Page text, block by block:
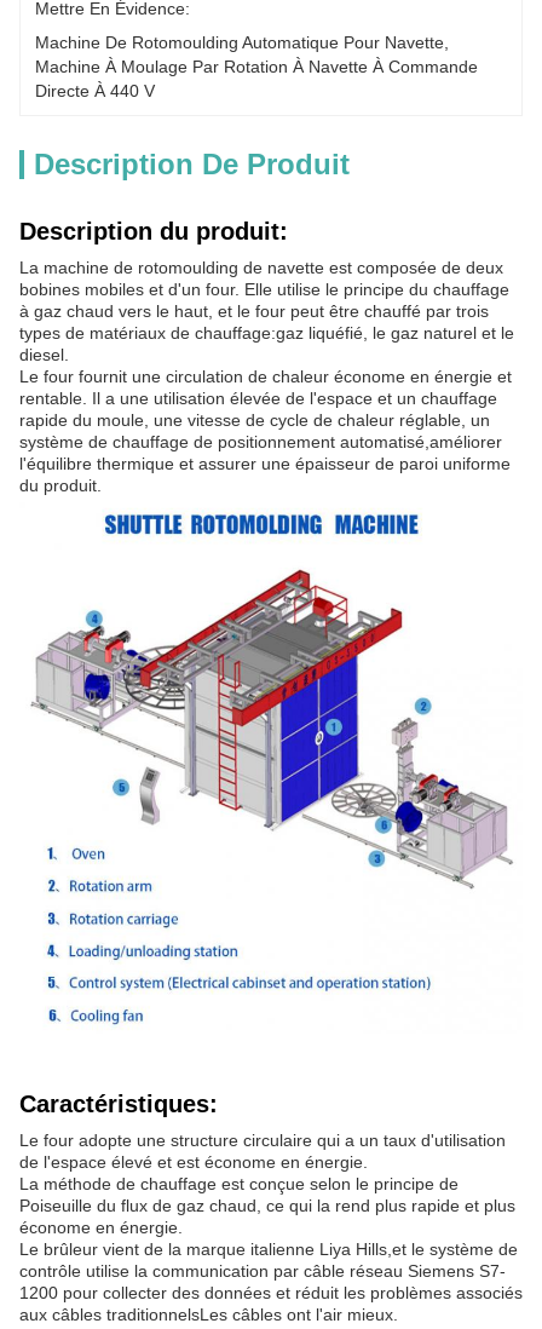
Mettre En Évidence:
Machine De Rotomoulding Automatique Pour Navette
Machine À Moulage Par Rotation À Navette À Commande
Directe À 440 V
Description De Produit
Description du produit:
La machine de rotomoulding de navette est composée de deux
bobines mobiles et d'un four. Elle utilise le principe du chauffage
à gaz chaud vers le haut, et le four peut être chauffé par trois
types de matériaux de chauffage:gaz liquéfié, le gaz naturel et le
diesel.
Le four fournit une circulation de chaleur économe en énergie et
rentable. Il a une utilisation élevée de l'espace et un chauffage
rapide du moule, une vitesse de cycle de chaleur réglable, un
système de chauffage de positionnement automatisé,améliorer
l'équilibre thermique et assurer une épaisseur de paroi uniforme
du produit.
Caractéristiques:
Le four adopte une structure circulaire qui a un taux d'utilisation
de l'espace élevé et est économe en énergie.
La méthode de chauffage est conçue selon le principe de
Poiseuille du flux de gaz chaud, ce qui la rend plus rapide et plus
économe en énergie.
Le brûleur vient de la marque italienne Liya Hills,et le système de
contrôle utilise la communication par câble réseau Siemens S7-
1200 pour collecter des données et réduit les problèmes associés
aux câbles traditionnelsLes câbles ont l'air mieux.